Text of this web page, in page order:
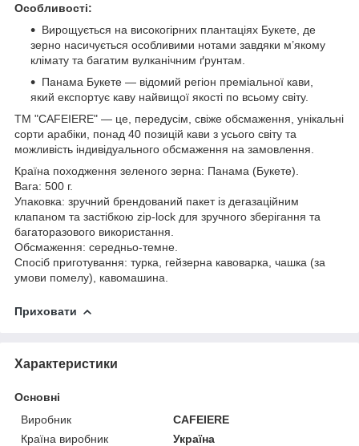
Особливості:
Вирощується на високогірних плантаціях Букете, де
зерно насичується особливими нотами завдяки м’якому
клімату та багатим вулканічним ґрунтам.
Панама Букете — відомий регіон преміальної кави,
який експортує каву найвищої якості по всьому світу.
ТМ "CAFEIERE" — це, передусім, свіже обсмаження, унікальні
сорти арабіки, понад 40 позицій кави з усього світу та
можливість індивідуального обсмаження на замовлення.
Країна походження зеленого зерна: Панама (Букете).
Вага: 500 г.
Упаковка: зручний брендований пакет із дегазаційним
клапаном та застібкою zip-lock для зручного зберігання та
багаторазового використання.
Обсмаження: середньо-темне.
Спосіб приготування: турка, гейзерна кавоварка, чашка (за
умови помелу), кавомашина.
Приховати
Характеристики
Основні
Виробник
CAFEIERE
Країна виробник
Україна